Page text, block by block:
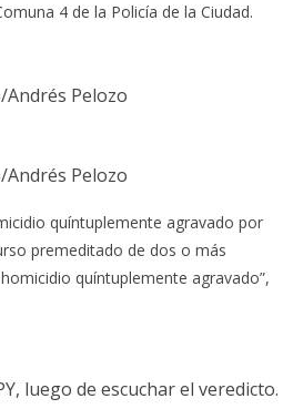
4 de la Policía de la Ciudad.
Pelozo
Pelozo
quíntuplemente agravado por
premeditado de dos o más
quíntuplemente agravado”,
luego de escuchar el veredicto.